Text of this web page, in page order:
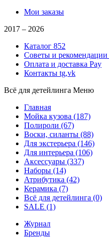
Мои заказы
2017 – 2026
Каталог 852
Советы и рекомендации
Оплата и доставка Pay
Контакты tg,vk
Всё для детейлинга Меню
Главная
Мойка кузова (187)
Полироли (67)
Воски, силанты (88)
Для экстерьера (146)
Для интерьера (106)
Аксессуары (337)
Наборы (14)
Атрибутика (42)
Керамика (7)
Всё для детейлинга (0)
SALE (1)
Журнал
Бренды